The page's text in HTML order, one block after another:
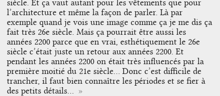
siècle. Et ça vaut autant pour les vêtements que pour
l’architecture et même la façon de parler. Là par
exemple quand je vois une image comme ça je me dis ça
fait très 26e siècle. Mais ça pourrait être aussi les
années 2200 parce que en vrai, esthétiquement le 26e
siècle c’était juste un retour aux années 2200. Et
pendant les années 2200 on était très influencés par la
première moitié du 21e siècle… Donc c’est difficile de
trancher, il faut bien connaître les périodes et se fier à
des petits détails…